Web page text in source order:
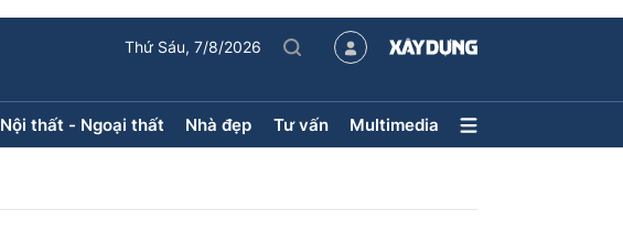
Thứ Sáu, 7/8/2026
Nội thất - Ngoại thất Nhà đẹp Tư vấn Multimedia